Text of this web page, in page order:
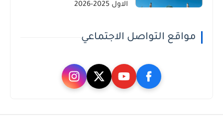
الاول 2025-2026
مواقع التواصل الاجتماعي